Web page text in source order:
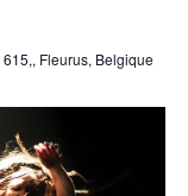
Fleurus, Belgique